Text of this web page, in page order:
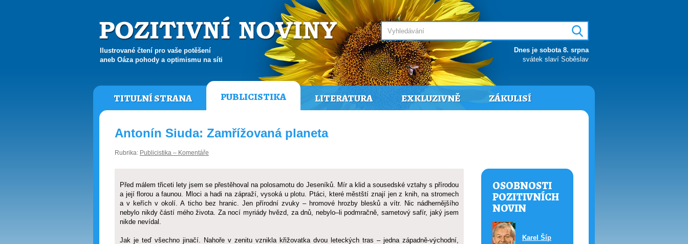
Ilustrované čtení pro vaše potěšení
aneb Oáza pohody a optimismu na síti
Dnes je sobota 8. srpna
svátek slaví Soběslav
TITULNÍ STRANA PUBLICISTIKA LITERATURA EXKLUZIVNĚ ZÁKULISÍ
Antonín Siuda: Zamřížovaná planeta
Rubrika: Publicistika – Komentáře
Před málem třiceti lety jsem se přestěhoval na polosamotu do Jeseníků. Mír a klid a sousedské vztahy s přírodou
a její florou a faunou. Mloci a hadi na zápraží, vysoká u plotu. Ptáci, které městští znají jen z knih, na stromech
a v keřích v okolí. A ticho bez hranic. Jen přírodní zvuky – hromové hrozby blesků a vítr. Nic nádhernějšího
nebylo nikdy částí mého života. Za nocí myriády hvězd, za dnů, nebylo–li podmračně, sametový safír, jaký jsem
nikde nevídal.
Jak je teď všechno jinačí. Nahoře v zenitu vznikla křižovatka dvou leteckých tras – jedna západně-východní,
OSOBNOSTI
POZITIVNÍCH
NOVIN
Karel Šíp